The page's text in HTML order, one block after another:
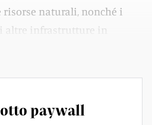
naturali, nonché i
altre infrastrutture in
paywall